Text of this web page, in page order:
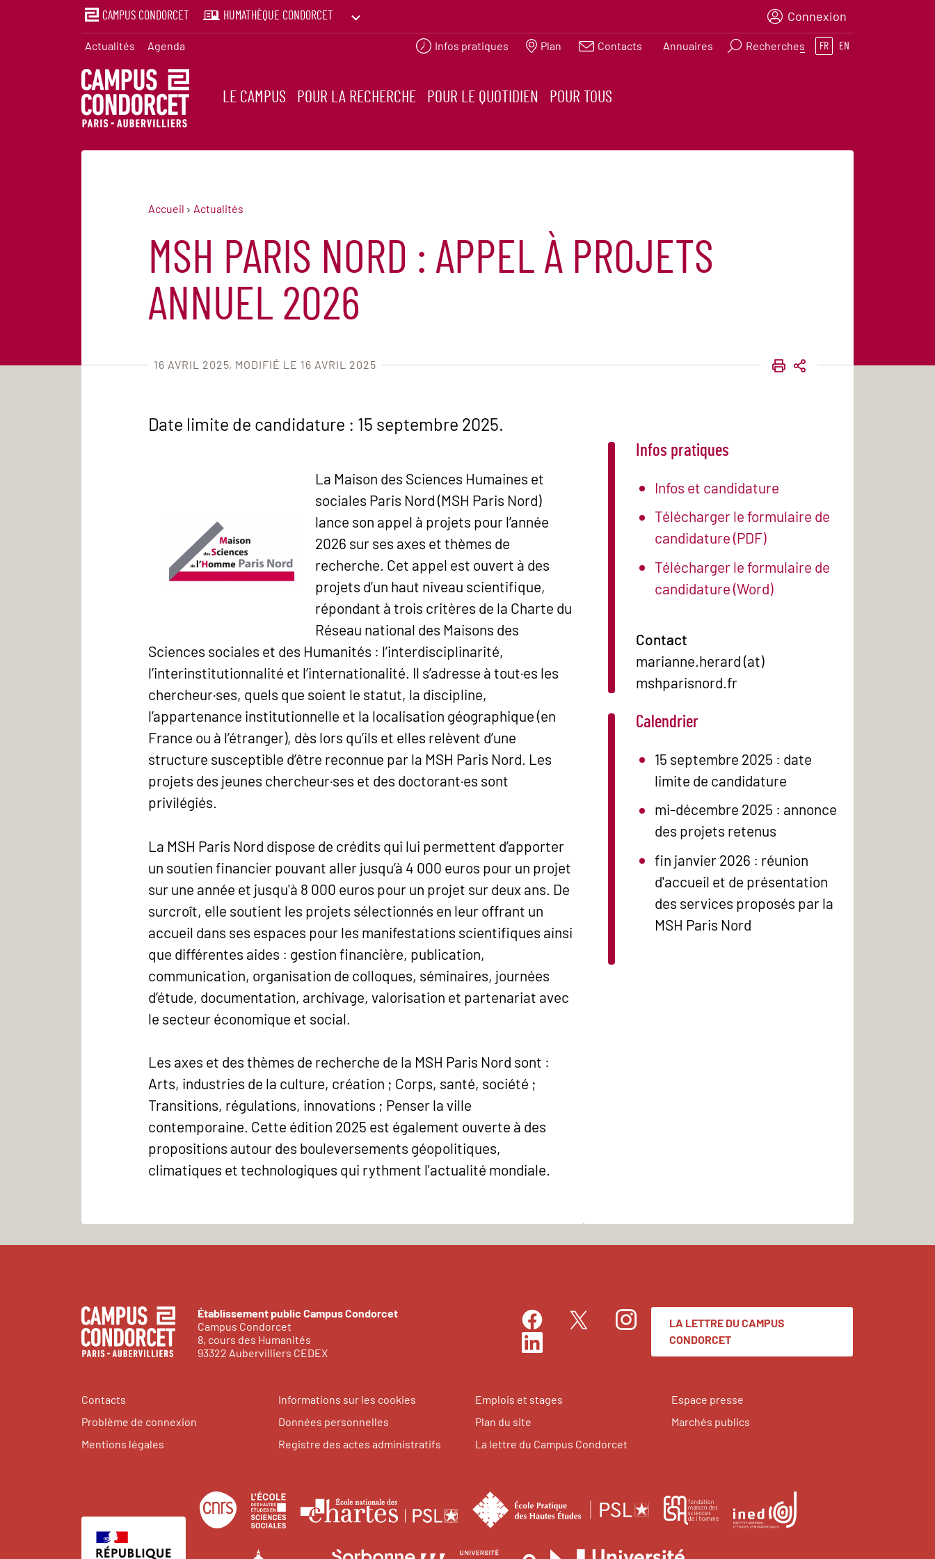
CAMPUS CONDORCET HUMATHÈQUE CONDORCET
PRINTEMPS DES HUMANITÉS
Connexion
Actualités Agenda Infos pratiques Plan Contacts Annuaires Recherches FR EN
LE CAMPUS POUR LA RECHERCHE POUR LE QUOTIDIEN POUR TOUS
Accueil Actualités
MSH PARIS NORD : APPEL À PROJETS
ANNUEL 2026
16 AVRIL 2025 MODIFIÉ LE 16 AVRIL 2025 IMPRIMER
PARTAGER
Date limite de candidature : 15 septembre 2025.
La Maison des Sciences Humaines et
sociales Paris Nord (MSH Paris Nord)
lance son appel à projets pour l’année
2026 sur ses axes et thèmes de
recherche. Cet appel est ouvert à des
projets d’un haut niveau scientifique,
répondant à trois critères de la Charte du
Réseau national des Maisons des
Sciences sociales et des Humanités : l’interdisciplinarité,
l’interinstitutionnalité et l’internationalité. Il s’adresse à tout·es les
chercheur·ses, quels que soient le statut, la discipline,
l’appartenance institutionnelle et la localisation géographique (en
France ou à l’étranger), dès lors qu’ils et elles relèvent d’une
structure susceptible d’être reconnue par la MSH Paris Nord. Les
projets des jeunes chercheur·ses et des doctorant·es sont
privilégiés.
La MSH Paris Nord dispose de crédits qui lui permettent d’apporter
un soutien financier pouvant aller jusqu’à 4 000 euros pour un projet
sur une année et jusqu'à 8 000 euros pour un projet sur deux ans. De
surcroît, elle soutient les projets sélectionnés en leur offrant un
accueil dans ses espaces pour les manifestations scientifiques ainsi
que différentes aides : gestion financière, publication,
communication, organisation de colloques, séminaires, journées
d’étude, documentation, archivage, valorisation et partenariat avec
le secteur économique et social.
Les axes et des thèmes de recherche de la MSH Paris Nord sont :
Arts, industries de la culture, création ; Corps, santé, société ;
Transitions, régulations, innovations ; Penser la ville
contemporaine. Cette édition 2025 est également ouverte à des
propositions autour des bouleversements géopolitiques,
climatiques et technologiques qui rythment l'actualité mondiale.
Infos pratiques
Infos et candidature
Télécharger le formulaire de
candidature (PDF)
Télécharger le formulaire de
candidature (Word)
Contact
marianne.herard (at)
mshparisnord.fr
Calendrier
15 septembre 2025 : date
limite de candidature
mi-décembre 2025 : annonce
des projets retenus
fin janvier 2026 : réunion
d'accueil et de présentation
des services proposés par la
MSH Paris Nord
Établissement public Campus Condorcet
Campus Condorcet
8, cours des Humanités
93322 Aubervilliers CEDEX
FacebookTwitter
Instagram
LinkedIn
LA LETTRE DU CAMPUS
CONDORCET
Contacts
Problème de connexion
Mentions légales
Informations sur les cookies
Données personnelles
Registre des actes administratifs
Emplois et stages
Plan du site
La lettre du Campus Condorcet
Espace presse
Marchés publics
Centre
national
École
des
École
nationale
des
École
pratique
Fondation
maison
national